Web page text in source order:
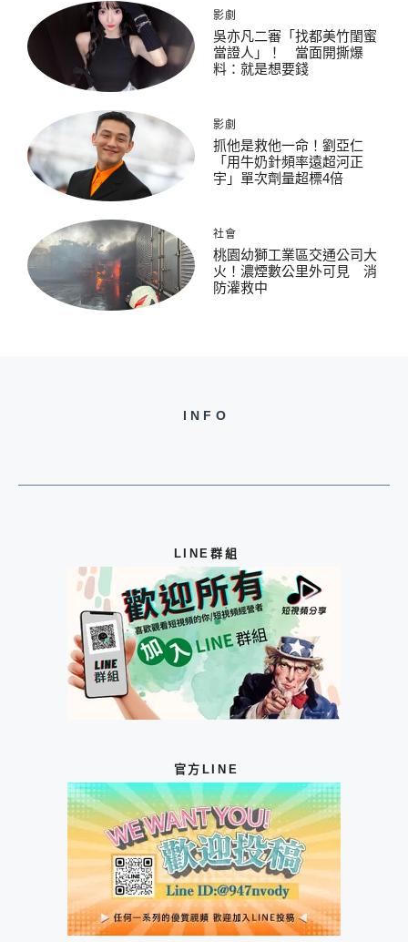
影劇
吳亦凡二審「找都美竹閨蜜
當證人」！ 當面開撕爆
料：就是想要錢
影劇
抓他是救他一命！劉亞仁
「用牛奶針頻率遠超河正
宇」單次劑量超標4倍
社會
桃園幼獅工業區交通公司大
火！濃煙數公里外可見 消
防灌救中
INFO
LINE群組
官方LINE